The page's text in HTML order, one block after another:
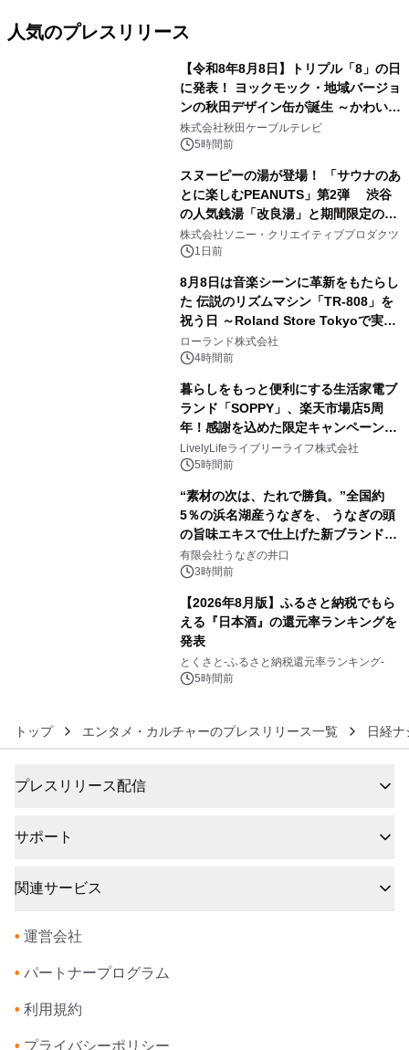
人気のプレスリリース
【令和8年8月8日】トリプル「8」の日
に発表！ ヨックモック・地域バージョ
ンの秋田デザイン缶が誕生 ～かわいい
秋田犬の子犬と秋田の四季と名所を巡
るパッケージ～ 9月1日(火)秋田県内で
株式会社秋田ケーブルテレビ
5時間前
スヌーピーの湯が登場！ 「サウナのあ
とに楽しむPEANUTS」第2弾 渋谷
の人気銭湯「改良湯」と期間限定のコ
ラボレーション サウナイキタイコラ
ボグッズも発売決定！
株式会社ソニー・クリエイティブプロダクツ
1日前
8月8日は音楽シーンに革新をもたらし
た 伝説のリズムマシン「TR-808」を
祝う日 ～Roland Store Tokyoで実機
を展示しての 記念キャンペーンを開
催 英国ラジオ「NTS」の 特別プログ
ラムや、「TR-808」を愛する伝説的
アーティストを フィーチャーしたアニ
メーションを公開～
ローランド株式会社
4時間前
暮らしをもっと便利にする生活家電ブ
ランド「SOPPY」、楽天市場店5周
年！感謝を込めた限定キャンペーンを
8月10日より開催
LivelyLifeライブリーライフ株式会社
5時間前
“素材の次は、たれで勝負。”全国約
5％の浜名湖産うなぎを、 うなぎの頭
の旨味エキスで仕上げた新ブランド
「井口の誉」誕生
有限会社うなぎの井口
3時間前
【2026年8月版】ふるさと納税でもら
える『日本酒』の還元率ランキングを
発表
とくさと-ふるさと納税還元率ランキング-
5時間前
トップ エンタメ・カルチャーのプレスリリース一覧 日経
プレスリリース配信
サポート
関連サービス
• 運営会社
• パートナープログラム
• 利用規約
• プライバシーポリシー